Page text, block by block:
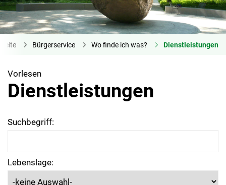
Bürgerservice Wo finde ich was? Dienstleistungen
Vorlesen
Dienstleistungen
Suchbegriff:
Lebenslage: